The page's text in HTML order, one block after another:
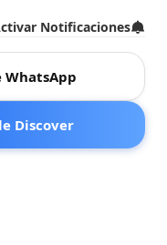
Notificaciones
WhatsApp
Discover